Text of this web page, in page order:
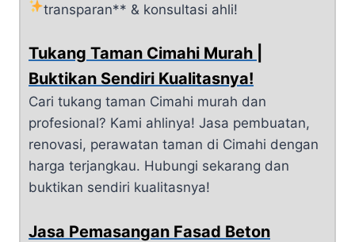
transparan** & konsultasi ahli!
Tukang Taman Cimahi Murah |
Buktikan Sendiri Kualitasnya!
Cari tukang taman Cimahi murah dan
profesional? Kami ahlinya! Jasa pembuatan,
renovasi, perawatan taman di Cimahi dengan
harga terjangkau. Hubungi sekarang dan
buktikan sendiri kualitasnya!
Jasa Pemasangan Fasad Beton